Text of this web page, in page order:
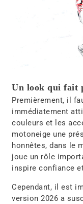
Un look qui fait
Premièrement, il
immédiatement
couleurs et les
motoneige une
honnêtes, dans le
joue un rôle
inspire confiance
Cependant, il est
version 2026 a